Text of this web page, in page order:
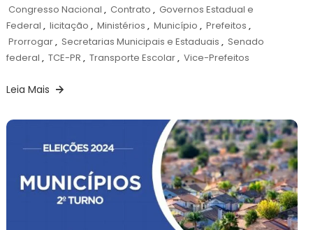
Congresso Nacional , Contrato , Governos Estadual e
Federal , licitação , Ministérios , Município , Prefeitos ,
Prorrogar, Secretarias Municipais e Estaduais , Senado
federal , TCE-PR , Transporte Escolar, Vice-Prefeitos
Leia Mais